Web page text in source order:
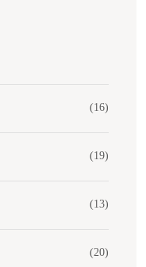
(16)
(19)
(13)
(20)